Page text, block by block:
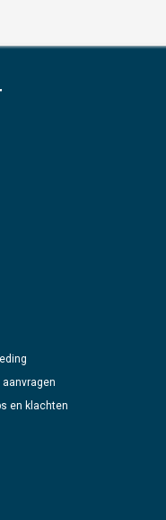
en klachten